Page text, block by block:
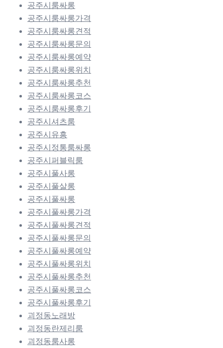
공주시룸싸롱
공주시룸싸롱가격
공주시룸싸롱견적
공주시룸싸롱문의
공주시룸싸롱예약
공주시룸싸롱위치
공주시룸싸롱추천
공주시룸싸롱코스
공주시룸싸롱후기
공주시셔츠룸
공주시유흥
공주시정통룸싸롱
공주시퍼블릭룸
공주시풀사롱
공주시풀살롱
공주시풀싸롱
공주시풀싸롱가격
공주시풀싸롱견적
공주시풀싸롱문의
공주시풀싸롱예약
공주시풀싸롱위치
공주시풀싸롱추천
공주시풀싸롱코스
공주시풀싸롱후기
괴정동노래방
괴정동란제리룸
괴정동룸사롱